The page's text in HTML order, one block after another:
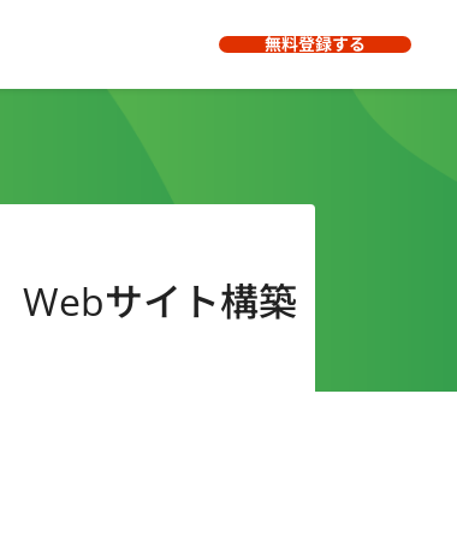
無料登録する
Webサイト構築